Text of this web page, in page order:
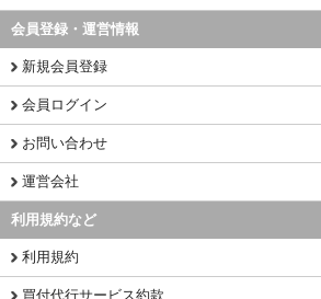
会員登録・運営情報
新規会員登録
会員ログイン
お問い合わせ
運営会社
利用規約など
利用規約
買付代行サービス約款